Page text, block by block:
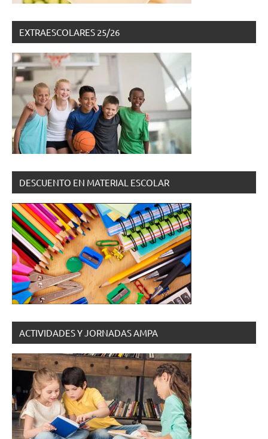
EXTRAESCOLARES 25/26
DESCUENTO EN MATERIAL ESCOLAR
ACTIVIDADES Y JORNADAS AMPA